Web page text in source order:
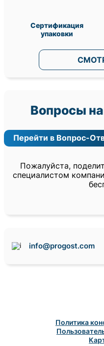
Сертификация
упаковки
Вопросы
Перейти в Вопрос-
Пожалуйста,
специалистом
info@progost.com
Политика